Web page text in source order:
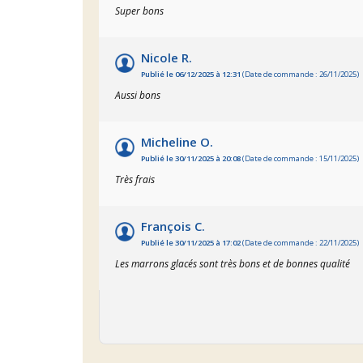
Super bons
Nicole R.
Publié le 06/12/2025 à 12:31 (Date de commande : 26/11/2025)
Aussi bons
Micheline O.
Publié le 30/11/2025 à 20:08(Date de commande : 15/11/2025)
Très frais
François C.
Publié le 30/11/2025 à 17:02(Date de commande : 22/11/2025)
Les marrons glacés sont très bons et de bonnes qualité